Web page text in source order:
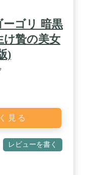
ーゴリ 暗黒
け贄の美女
)
見る
レビューを書く